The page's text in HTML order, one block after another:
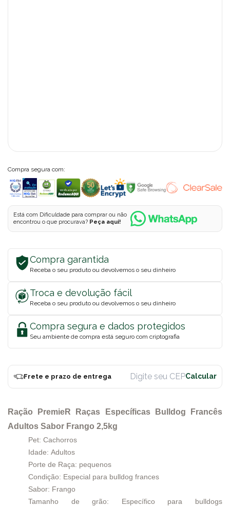
Compra segura com:
Está com Dificuldade para comprar ou não
encontrou o que procurava? Peça aqui!
Compra garantida
Receba o seu produto ou devolvemos o seu dinheiro
Troca e devolução fácil
Receba o seu produto ou devolvemos o seu dinheiro
Compra segura e dados protegidos
Seu ambiente de compra está seguro com criptografia
Frete e prazo de entrega
Ração PremieR Raças Específicas Bulldog Francês
Adultos Sabor Frango 2,5kg
Pet: Cachorros
Idade: Adultos
Porte de Raça: pequenos
Condição: Especial para bulldog frances
Sabor: Frango
Tamanho de grão: Específico para bulldogs